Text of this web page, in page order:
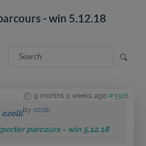
- win 5.12.18
9 months 2 weeks ago #3326
by ozolli
ozolli
parcours - win 5.12.18